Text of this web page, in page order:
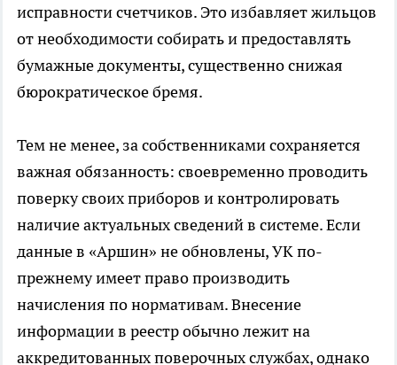
исправности счетчиков. Это избавляет жильцов
от необходимости собирать и предоставлять
бумажные документы, существенно снижая
бюрократическое бремя.
Тем не менее, за собственниками сохраняется
важная обязанность: своевременно проводить
поверку своих приборов и контролировать
наличие актуальных сведений в системе. Если
данные в «Аршин» не обновлены, УК по-
прежнему имеет право производить
начисления по нормативам. Внесение
информации в реестр обычно лежит на
аккредитованных поверочных службах, однако